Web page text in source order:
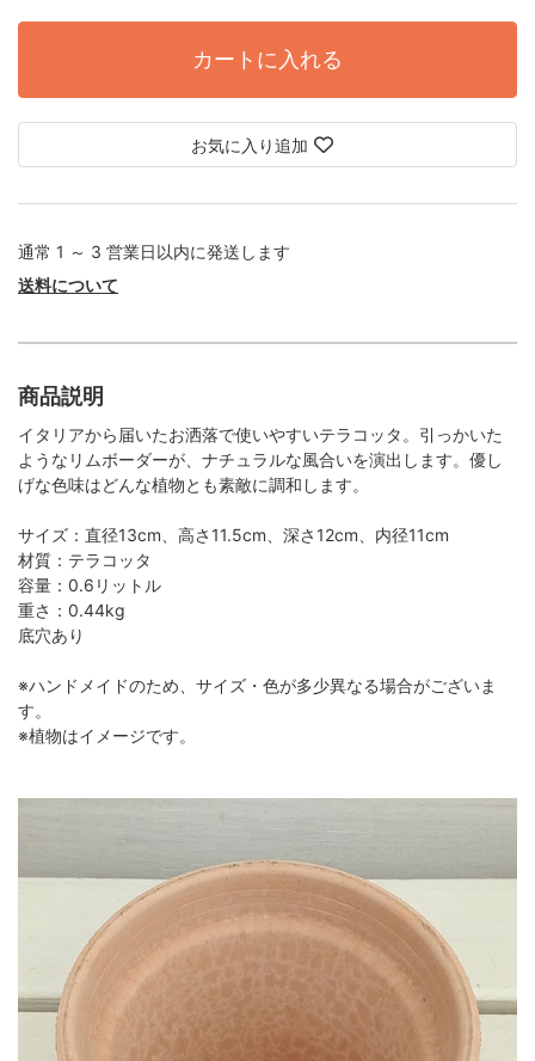
カートに入れる
お気に入り追加
通常 1 ～ 3 営業日以内に発送します
送料について
商品説明
イタリアから届いたお洒落で使いやすいテラコッタ。引っかいた
ようなリムボーダーが、ナチュラルな風合いを演出します。優し
げな色味はどんな植物とも素敵に調和します。
サイズ：直径13cm、高さ11.5cm、深さ12cm、内径11cm
材質：テラコッタ
容量：0.6リットル
重さ：0.44kg
底穴あり
※ハンドメイドのため、サイズ・色が多少異なる場合がございま
す。
※植物はイメージです。